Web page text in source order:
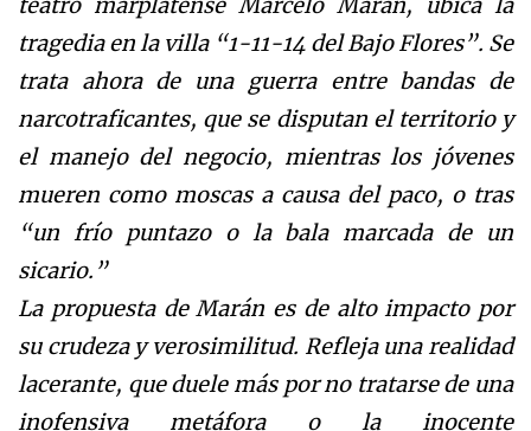
tragedia en la villa “1-11-14 del Bajo Flores”. Se
trata ahora de una guerra entre bandas de
narcotraficantes, que se disputan el territorio y
el manejo del negocio, mientras los jóvenes
mueren como moscas a causa del paco, o tras
“un frío puntazo o la bala marcada de un
sicario.”
La propuesta de Marán es de alto impacto por
su crudeza y verosimilitud. Refleja una realidad
lacerante, que duele más por no tratarse de una
inofensiva metáfora o la inocente